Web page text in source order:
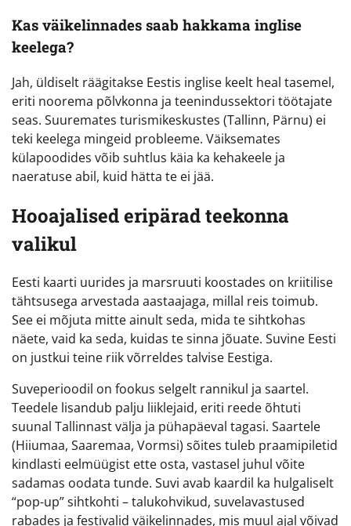
Kas väikelinnades saab hakkama inglise
keelega?
Jah, üldiselt räägitakse Eestis inglise keelt heal tasemel,
eriti noorema põlvkonna ja teenindussektori töötajate
seas. Suuremates turismikeskustes (Tallinn, Pärnu) ei
teki keelega mingeid probleeme. Väiksemates
külapoodides võib suhtlus käia ka kehakeele ja
naeratuse abil, kuid hätta te ei jää.
Hooajalised eripärad teekonna
valikul
Eesti kaarti uurides ja marsruuti koostades on kriitilise
tähtsusega arvestada aastaajaga, millal reis toimub.
See ei mõjuta mitte ainult seda, mida te sihtkohas
näete, vaid ka seda, kuidas te sinna jõuate. Suvine Eesti
on justkui teine riik võrreldes talvise Eestiga.
Suveperioodil on fookus selgelt rannikul ja saartel.
Teedele lisandub palju liiklejaid, eriti reede õhtuti
suunal Tallinnast välja ja pühapäeval tagasi. Saartele
(Hiiumaa, Saaremaa, Vormsi) sõites tuleb praamipiletid
kindlasti eelmüügist ette osta, vastasel juhul võite
sadamas oodata tunde. Suvi avab kaardil ka hulgaliselt
“pop-up” sihtkohti – talukohvikud, suvelavastused
rabades ja festivalid väikelinnades, mis muul ajal võivad